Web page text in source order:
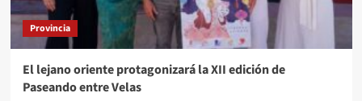
Provincia
El lejano oriente protagonizará la XII edición de
Paseando entre Velas